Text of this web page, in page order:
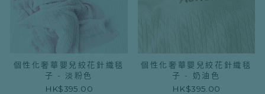
個性化奢華嬰兒絞花針織毯
子 - 淡粉色
HK$395.00
個性化奢華嬰兒絞花針織毯
子 - 奶油色
HK$395.00